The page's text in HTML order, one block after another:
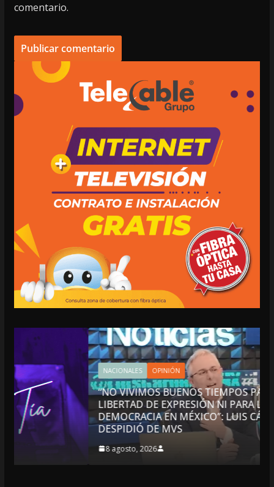
comentario.
NACIONALES OPINIÓN
“NO VIVIMOS BUENOS TIEMPOS PARA LA
LIBERTAD DE EXPRESIÓN NI PARA LA
DEMOCRACIA EN MÉXICO”: LUIS CÁRDENAS; SE
DESPIDIÓ DE MVS
8 agosto, 2026